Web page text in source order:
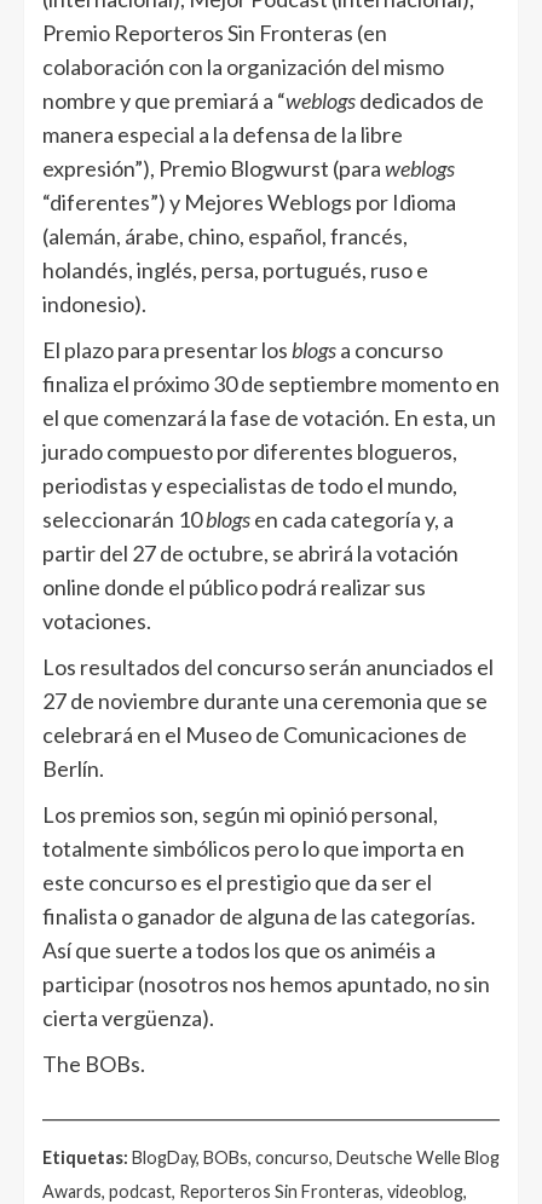
Premio Reporteros Sin Fronteras (en
colaboración con la organización del mismo
nombre y que premiará a “weblogsdedicados de
manera especial a la defensa de la libre
expresión”), Premio Blogwurst (paraweblogs
“diferentes”) y Mejores Weblogs por Idioma
(alemán, árabe, chino, español, francés,
holandés, inglés, persa, portugués, ruso e
indonesio).
El plazo para presentar los blogsa concurso
finaliza el próximo 30 de septiembre momento en
el que comenzará la fase de votación. En esta, un
jurado compuesto por diferentes blogueros,
periodistas y especialistas de todo el mundo,
seleccionarán 10blogsen cada categoría y, a
partir del 27 de octubre, se abrirá la votación
online donde el público podrá realizar sus
votaciones.
Los resultados del concurso serán anunciados el
27 de noviembre durante una ceremonia que se
celebrará en el Museo de Comunicaciones de
Berlín.
Los premios son, según mi opinió personal,
totalmente simbólicos pero lo que importa en
este concurso es el prestigio que da ser el
finalista o ganador de alguna de las categorías.
Así que suerte a todos los que os animéis a
participar (nosotros nos hemos apuntado, no sin
cierta vergüenza).
The BOBs.
Etiquetas: BlogDay, BOBs, concurso, Deutsche Welle Blog
Awards, podcast, Reporteros Sin Fronteras, videoblog,